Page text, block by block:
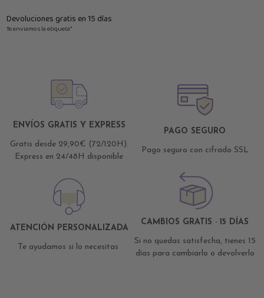
Devoluciones gratis en 15 días
Te enviamos la etiqueta*
ENVÍOS GRATIS Y EXPRESS
Gratis desde 29,90€ (72/120H).
Express en 24/48H disponible
PAGO SEGURO
Pago seguro con cifrado SSL
ATENCIÓN PERSONALIZADA
Te ayudamos si lo necesitas
CAMBIOS GRATIS · 15 DÍAS
Si no quedas satisfecha, tienes 15
días para cambiarlo o devolverlo